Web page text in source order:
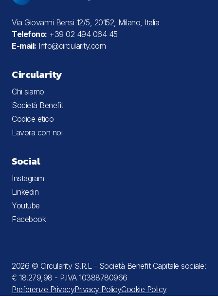
Via Giovanni Bensi 12/5, 20152, Milano, Italia
Telefono: +39 02 494 064 45
E-mail: Info@circularity.com
Circularity
Chi siamo
Società Benefit
Codice etico
Lavora con noi
Social
Instagram
Linkedin
Youtube
Facebook
2026 © Circularity S.R.L - Società Benefit Capitale sociale:
€ 18.279,98 - P.IVA 10388780966
Preferenze PrivacyPrivacy PolicyCookie Policy